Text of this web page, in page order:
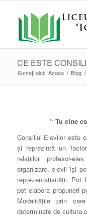
CE ESTE
Sunteți aici: Acasa / Blog /
“ Tu cine
Consiliul Elevilor este
şi reprezintă un
relaţiilor profesor-
organizare, elevii îşi
reprezentativităţii. Pot
pot elabora propuneri
Modalităţile prin
determinate de cultura